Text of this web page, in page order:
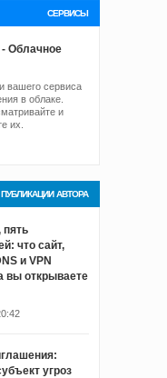
СЕРВИСЫ
Облачное
вашего сервиса
в облаке.
и
их.
АВТОРА
пять
что сайт,
и VPN
вы открываете
угроз